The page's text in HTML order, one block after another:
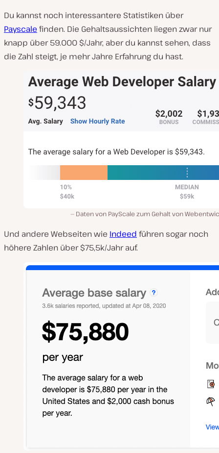
Du kannst noch interessantere Statistiken über
Payscale finden. Die Gehaltsaussichten liegen zwar nur
knapp über 59.000 $/Jahr, aber du kannst sehen, dass
die Zahl steigt, je mehr Jahre Erfahrung du hast.
Daten von PayScale zum Gehalt von
Und andere Webseiten wie Indeed führen sogar noch
höhere Zahlen über $75,5k/Jahr auf.